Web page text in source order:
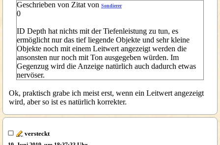
Geschrieben von Zitat von Sondierer
0
ID Depth hat nichts mit der Tiefenleistung zu tun, es
ermöglicht nur das tief liegende Objekte und sehr kleine
Objekte noch mit einem Leitwert angezeigt werden die
ansonsten nur noch mit Ton ausgegeben würden. Im
Gegenzug wird die Anzeige natürlich auch dadurch etwas
nervöser.
Ok, praktisch grabe ich meist erst, wenn ein Leitwert angezeigt
wird, aber so ist es natürlich korrekter.
versteckt